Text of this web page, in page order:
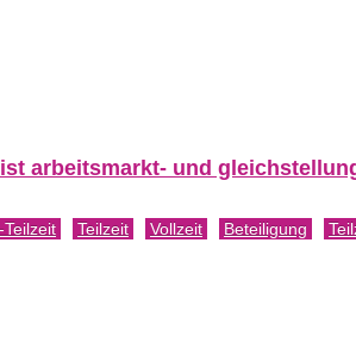
arbeitsmarkt- und
Teilzeit Vollzeit Beteiligung